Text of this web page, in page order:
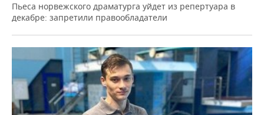
Пьеса норвежского драматурга уйдет из репертуара в
декабре: запретили правообладатели